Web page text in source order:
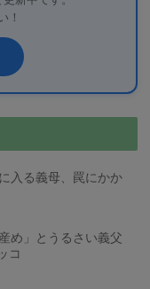
！
入る義母、罠にかか
め」とうるさい義父
コ